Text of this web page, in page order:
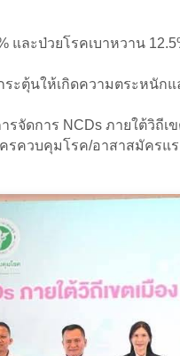
ละป่วยโรคเบาหวาน
ะตุ้นให้เกิดความตระหนัก
จัดการ NCDs ภายใต้วิถี
วบคุมโรค/อาสาสมัครแร